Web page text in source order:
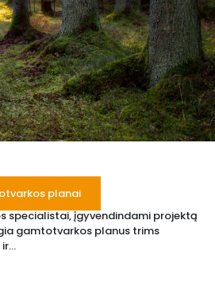
planai
specialistai, įgyvendindami projektą
gamtotvarkos planus trims